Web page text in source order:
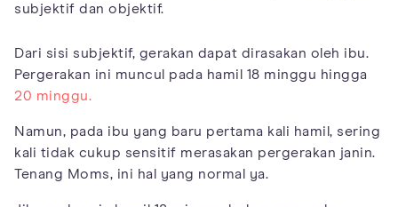
subjektif dan objektif.
Dari sisi subjektif, gerakan dapat dirasakan oleh ibu.
Pergerakan ini muncul pada hamil 18 minggu hingga
20 minggu.
Namun, pada ibu yang baru pertama kali hamil, sering
kali tidak cukup sensitif merasakan pergerakan janin.
Tenang Moms, ini hal yang normal ya.